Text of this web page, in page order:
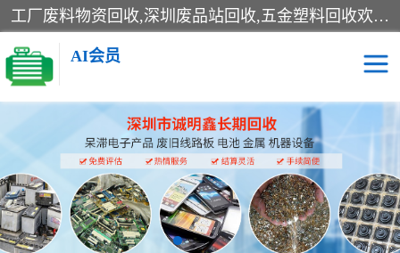
工厂废料物资回收,深圳废品站回收,五金塑料回收欢迎有金属、塑料、电子、电线、废旧设备、废铜、锡渣、线路板、镀银废料、废IC、电子零件、电子脚，等其他废旧物资的单位及个人联系洽谈。对提供息者我们可以提供优厚的业务提成（佣金）。
AI会员
线路板回收 电子回收
电子产品回收 电池回收
金属回收 机器设备回收